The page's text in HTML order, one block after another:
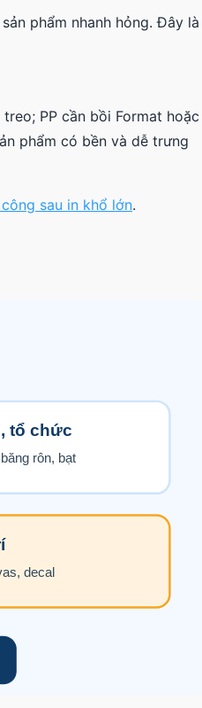
phẩm nhanh hỏng. Đây là
PP cần bồi Format hoặc
phẩm có bền và dễ trưng
sau in khổ lớn.